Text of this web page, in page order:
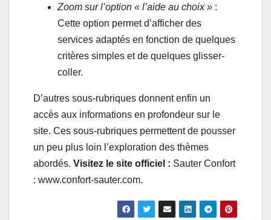
Zoom sur l’option « l’aide au choix » :
Cette option permet d’afficher des
services adaptés en fonction de quelques
critères simples et de quelques glisser-
coller.
D’autres sous-rubriques donnent enfin un
accès aux informations en profondeur sur le
site. Ces sous-rubriques permettent de pousser
un peu plus loin l’exploration des thèmes
abordés. Visitez le site officiel : Sauter Confort
: www.confort-sauter.com.